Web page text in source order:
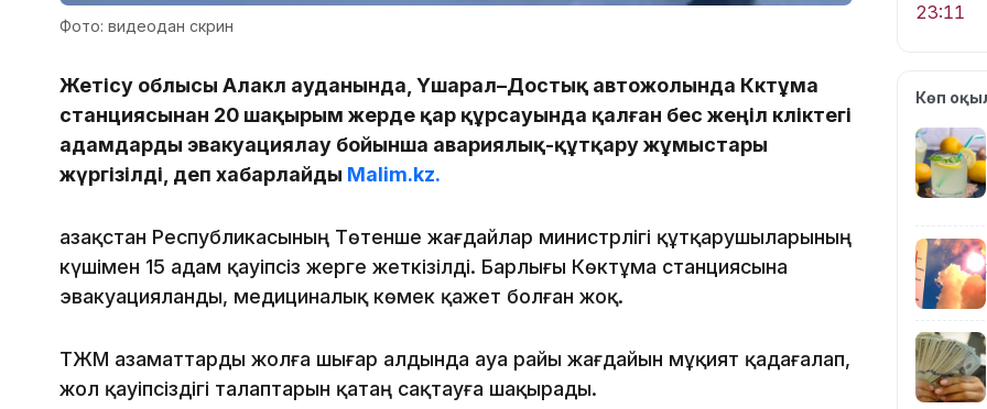
Фото: видеодан скрин
Жетісу облысы Алакөл ауданында, Үшарал–Достық автожолында Көктұма
станциясынан 20 шақырым жерде қар құрсауында қалған бес жеңіл көліктегі
адамдарды эвакуациялау бойынша авариялық-құтқару жұмыстары
жүргізілді, деп хабарлайды Malim.kz.
Қазақстан Республикасының Төтенше жағдайлар министрлігі құтқарушыларының
күшімен 15 адам қауіпсіз жерге жеткізілді. Барлығы Көктұма станциясына
эвакуацияланды, медициналық көмек қажет болған жоқ.
ТЖМ азаматтарды жолға шығар алдында ауа райы жағдайын мұқият қадағалап,
жол қауіпсіздігі талаптарын қатаң сақтауға шақырады.
23:11
21:52
Көп